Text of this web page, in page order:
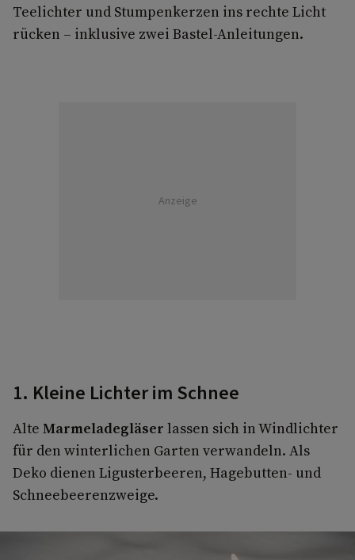
Teelichter und Stumpenkerzen ins rechte Licht
rücken – inklusive zwei Bastel-Anleitungen.
Anzeige
1. Kleine Lichter im Schnee
Alte Marmeladegläser lassen sich in Windlichter
für den winterlichen Garten verwandeln. Als
Deko dienen Ligusterbeeren, Hagebutten- und
Schneebeerenzweige.